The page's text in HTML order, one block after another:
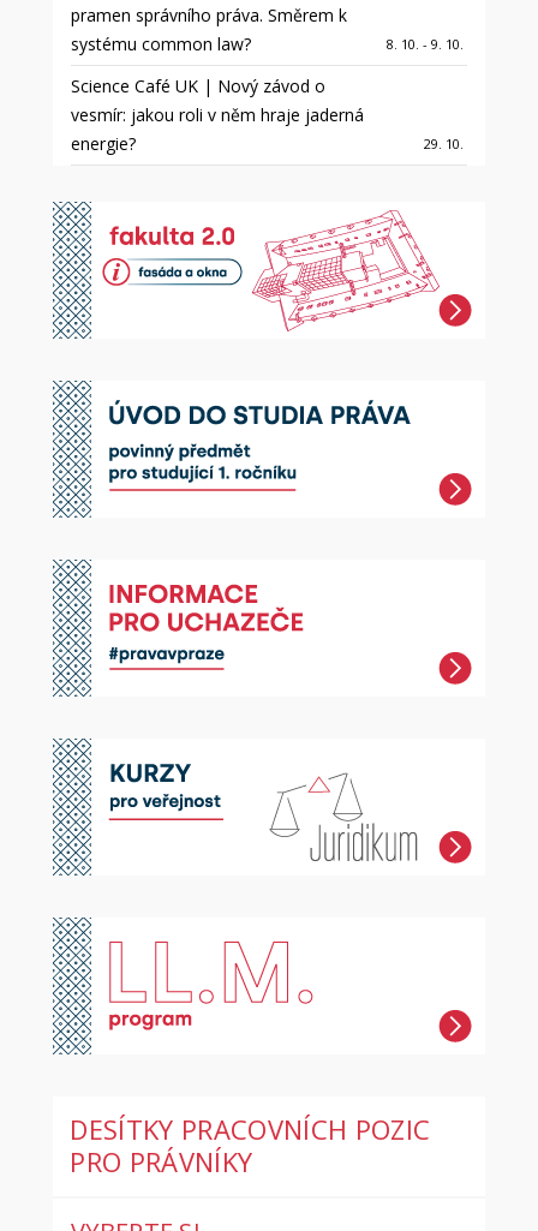
pramen správního práva. Směrem k
systému common law?
8. 10. - 9. 10.
Science Café UK | Nový závod o
vesmír: jakou roli v něm hraje jaderná
energie?
29. 10.
DESÍTKY PRACOVNÍCH POZIC
PRO PRÁVNÍKY